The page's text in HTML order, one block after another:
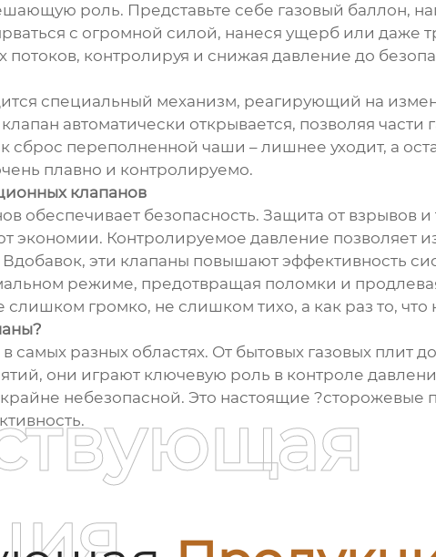
роль. Представьте себе газовый баллон,
с огромной силой, нанеся ущерб или даже
контролируя и снижая давление до
специальный механизм, реагирующий на
автоматически открывается, позволяя части
сброс переполненной чаши – лишнее уходит, а
плавно и контролируемо.
клапанов
обеспечивает безопасность. Защита от взрывов
экономии. Контролируемое давление позволяет
эти клапаны повышают эффективность
режиме, предотвращая поломки и
слишком громко, не слишком тихо, а как раз то, что
разных областях. От бытовых газовых плит
они играют ключевую роль в контроле
небезопасной. Это настоящие ?сторожевые